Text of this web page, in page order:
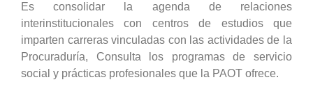
Es consolidar la agenda de relaciones
interinstitucionales con centros de estudios que
imparten carreras vinculadas con las actividades de la
Procuraduría, Consulta los programas de servicio
social y prácticas profesionales que la PAOT ofrece.